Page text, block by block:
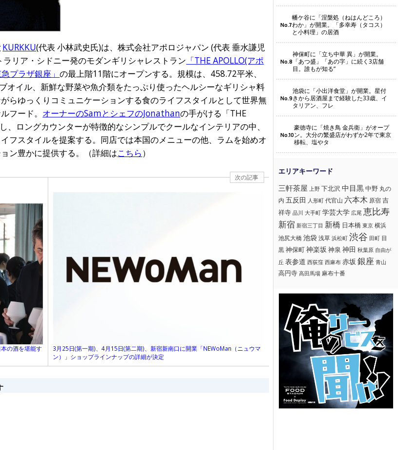
KURKKU(代表 小林武史氏)は、株式会社アポロジャパン (代表 垂水謙児
リア・シドニー発のモダンギリシャレストラン 「THE APOLLO(アポ
急プラザ銀座­」の最上階11階にオープンする。規模は、458.72平米、
オイル、新鮮な野菜や魚介類をたっぷり使ったヘルシーなギリシャ料
らゆっくりコミュニケーションする食のライフスタイルとして世界無
フード。 オーナーのSamとシェフのJonathanの手がける「THE
、ロングカウンターが特徴的なシンプルでクールなインテリアの中、
フスタイルを提案する。同店では本国のメニューの他、ラムを始めオ
ン豊かに提供する。（詳細はこちら）
の酒を堪能す
次の記事
3月25日(第一期)、4月15日(第二期)、新宿新南口に開業「NEWoMan（ニュウマ
ン）」ショップラインナップの詳細が決定
No.7
幡ケ谷に「涅槃処（ねはんどころ）
わか」が開業。「多幸寿（タコス）
と小料理」の居酒
No.8
神保町に「立ち中華 異」が開業。
「あつ盛」「あの字」に続く3店舗
目。誰もが知る“
No.9
池袋に「小出洋食堂」が開業。星付
きから居酒屋まで経験した33歳、イ
タリアン、フレ
No.10
豪徳寺に「焼き鳥 金兵衛」がオープ
ン。大分の繁盛店がわずか2年で東京
移転、塩やタ
三軒茶屋 上野 下北沢 中目黒中野 丸の
内 五反田 人形町 代官山 六本木 原宿 吉
祥寺 品川 大手町 学芸大学 広尾 恵比寿
新宿 新宿三丁目 新橋 日本橋 東京 横浜
池尻大橋 池袋浅草 浜松町 渋谷 田町 目
黒神保町神楽坂 神泉 神田 秋葉原 自由が
丘 表参道 西荻窪 西麻布 赤坂 銀座 青山
高円寺 高田馬場 麻布十番